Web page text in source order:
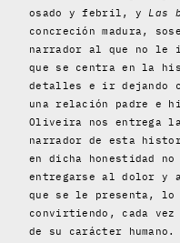
osado y febril, y Las
concreción madura,
narrador al que no le
que se centra en la
detalles e ir dejando
una relación padre e
Oliveira nos entrega
narrador de esta
en dicha honestidad no
entregarse al dolor y
que se le presenta, lo
convirtiendo, cada vez
de su carácter humano.